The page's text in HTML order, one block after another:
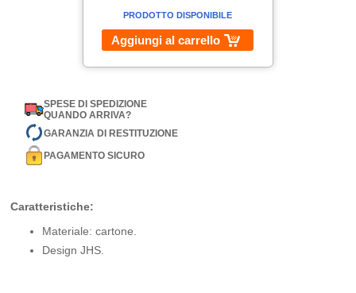
PRODOTTO DISPONIBILE
Aggiungi al carrello
SPESE DI SPEDIZIONE
QUANDO ARRIVA?
GARANZIA DI RESTITUZIONE
PAGAMENTO SICURO
Caratteristiche:
Materiale: cartone.
Design JHS.